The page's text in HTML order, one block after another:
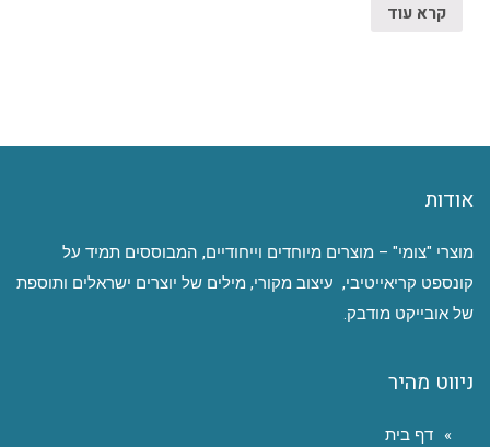
קרא עוד
אודות
מוצרי "צומי" – מוצרים מיוחדים וייחודיים, המבוססים תמיד על
קונספט קריאייטיבי, עיצוב מקורי, מילים של יוצרים ישראלים ותוספת
של אובייקט מודבק.
ניווט מהיר
דף בית